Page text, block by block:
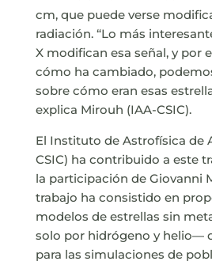
cm, que puede verse
radiación. “Lo más
X modifican esa señal, y por
cómo ha cambiado,
sobre cómo eran esas
explica Mirouh (IAA-CSIC).
El Instituto de Astrofísica de
CSIC) ha contribuido a este
la participación de Giovanni
trabajo ha consistido en
modelos de estrellas sin
solo por hidrógeno y helio—
para las simulaciones de